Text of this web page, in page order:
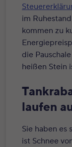
im
kommen zu
die
heißen Stein
laufen
Sie haben es
ist Schnee